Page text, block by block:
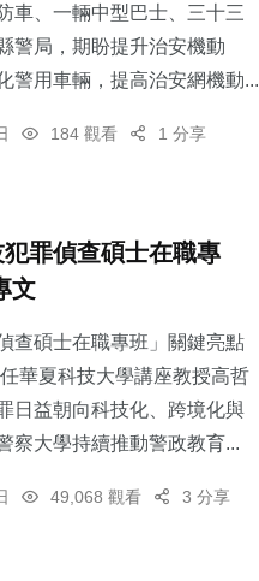
車、一輛中型巴士、三十三
警局，期盼提升治安機動
警用車輛，提高治安網機動...
184 觀看 1 分享
罪偵查碩士在職專
文
查碩士在職專班」關鍵亮點
華夏科技大學講座教授高哲
日益朝向科技化、跨境化與
察大學持續推動警政教育...
49,068 觀看 3 分享
76+ 11
53+
旅遊
24